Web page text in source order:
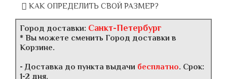
КАК ОПРЕДЕЛИТЬ СВОЙ РАЗМЕР?
Город доставки: Санкт-Петербург
* Вы можете сменить Город доставки в
Корзине.
- Доставка до пункта выдачи бесплатно. Срок:
1-2 дня.